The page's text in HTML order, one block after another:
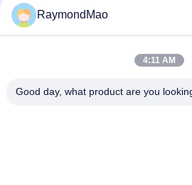
50/60Hz de Scherpe Toorts van het
Plasma snijlampen koelen en 028872
RaymondMao
4:11 AM
Good day, what product are you